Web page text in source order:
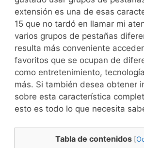
extensión es una de esas
15 que no tardó en llamar mi
varios grupos de pestañas
resulta más conveniente
favoritos que se ocupan de
como entretenimiento,
más. Si también desea obtener
sobre esta característica
esto es todo lo que necesita
Tabla de contenidos [